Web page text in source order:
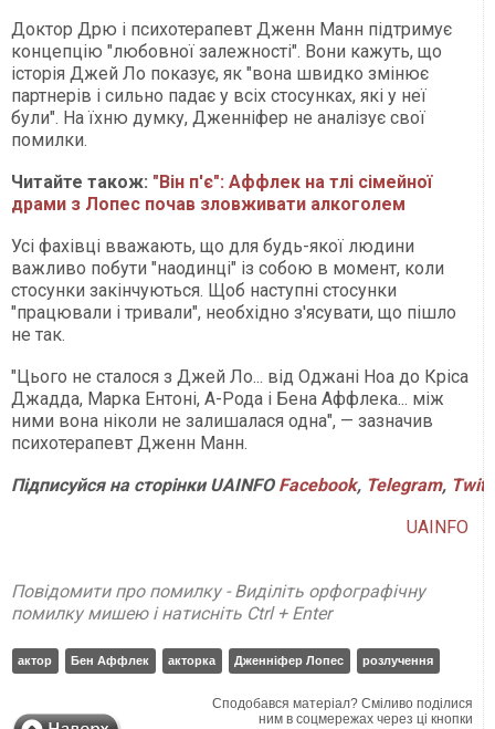
Доктор Дрю і психотерапевт Дженн Манн підтримує
концепцію "любовної залежності". Вони кажуть, що
історія Джей Ло показує, як "вона швидко змінює
партнерів і сильно падає у всіх стосунках, які у неї
були". На їхню думку, Дженніфер не аналізує свої
помилки.
Читайте також: "Він п'є": Аффлек на тлі сімейної
драми з Лопес почав зловживати алкоголем
Усі фахівці вважають, що для будь-якої людини
важливо побути "наодинці" із собою в момент, коли
стосунки закінчуються. Щоб наступні стосунки
"працювали і тривали", необхідно з'ясувати, що пішло
не так.
"Цього не сталося з Джей Ло... від Оджані Ноа до Кріса
Джадда, Марка Ентоні, А-Рода і Бена Аффлека... між
ними вона ніколи не залишалася одна", — зазначив
психотерапевт Дженн Манн.
Підписуйся на сторінки UAINFO Facebook, Telegram,
UAINFO
Повідомити про помилку - Виділіть орфографічну
помилку мишею і натисніть Ctrl + Enter
актор Бен Аффлек акторка Дженніфер Лопес розлучення
Сподобався матеріал? Сміливо поділися
ним в соцмережах через ці кнопки